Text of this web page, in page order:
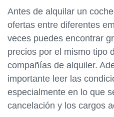
Antes de alquilar un
ofertas entre diferentes
veces puedes encontrar
precios por el mismo tipo
compañías de alquiler.
importante leer las
especialmente en lo que
cancelación y los cargos